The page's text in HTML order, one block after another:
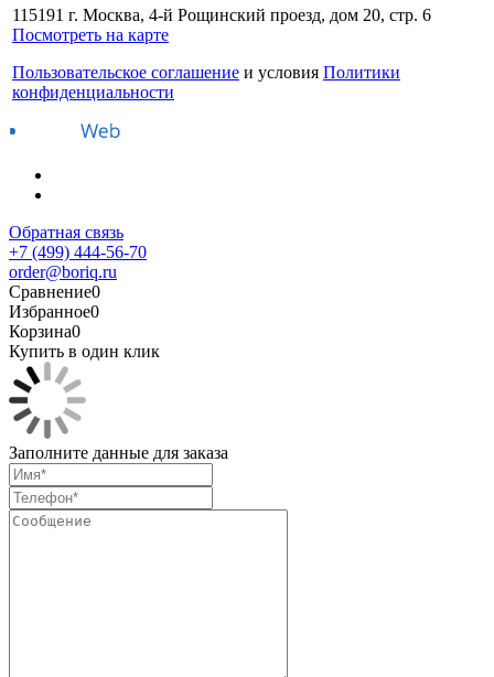
115191 г. Москва, 4-й Рощинский проезд, дом 20, стр. 6
Посмотреть на карте
Пользовательское соглашение и условия Политики
конфиденциальности
Обратная связь
+7 (499) 444-56-70
order@boriq.ru
Сравнение0
Избранное0
Корзина0
Купить в один клик
Заполните данные для заказа